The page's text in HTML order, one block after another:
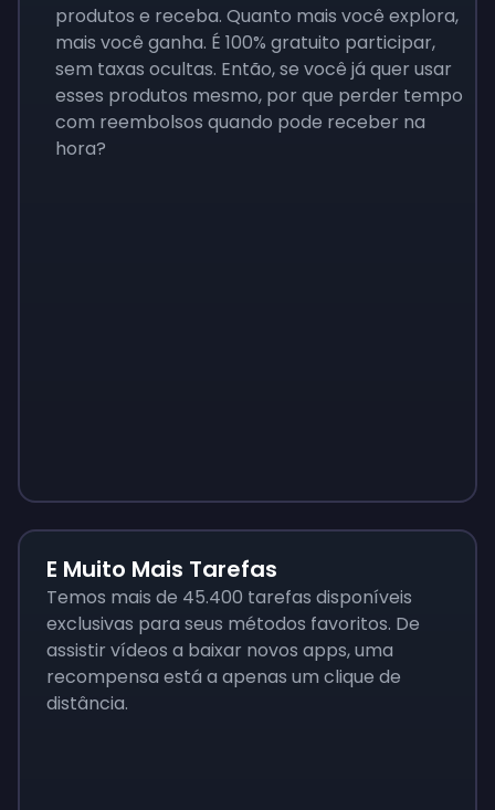
produtos e receba. Quanto mais você explora,
mais você ganha. É 100% gratuito participar,
sem taxas ocultas. Então, se você já quer usar
esses produtos mesmo, por que perder tempo
com reembolsos quando pode receber na
hora?
E Muito Mais Tarefas
Temos mais de 45.400 tarefas disponíveis
exclusivas para seus métodos favoritos. De
assistir vídeos a baixar novos apps, uma
recompensa está a apenas um clique de
distância.